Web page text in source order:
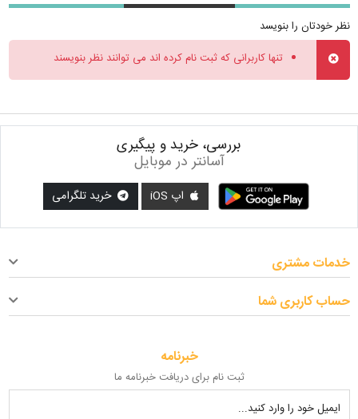
نظر خودتان را بنویسد
تنها کاربرانی که ثبت نام کرده اند می توانند نظر بنویسند
بررسی، خرید و پیگیری
آسانتر در موبایل
اپ iOS خرید تلگرامی
خبرنامه
ثبت نام برای دریافت خبرنامه ما
ایمیل خود را وارد کنید...
خدمات مشتری
حساب کاربری شما